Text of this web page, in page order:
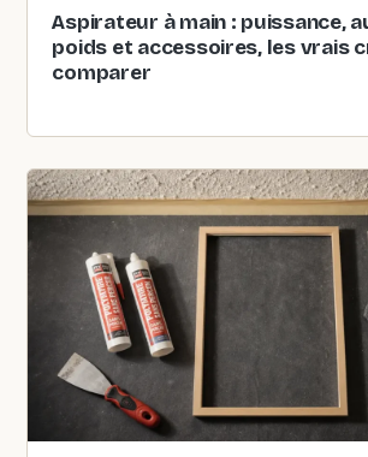
Aspirateur à main : puissance,
poids et accessoires, les vrais
comparer